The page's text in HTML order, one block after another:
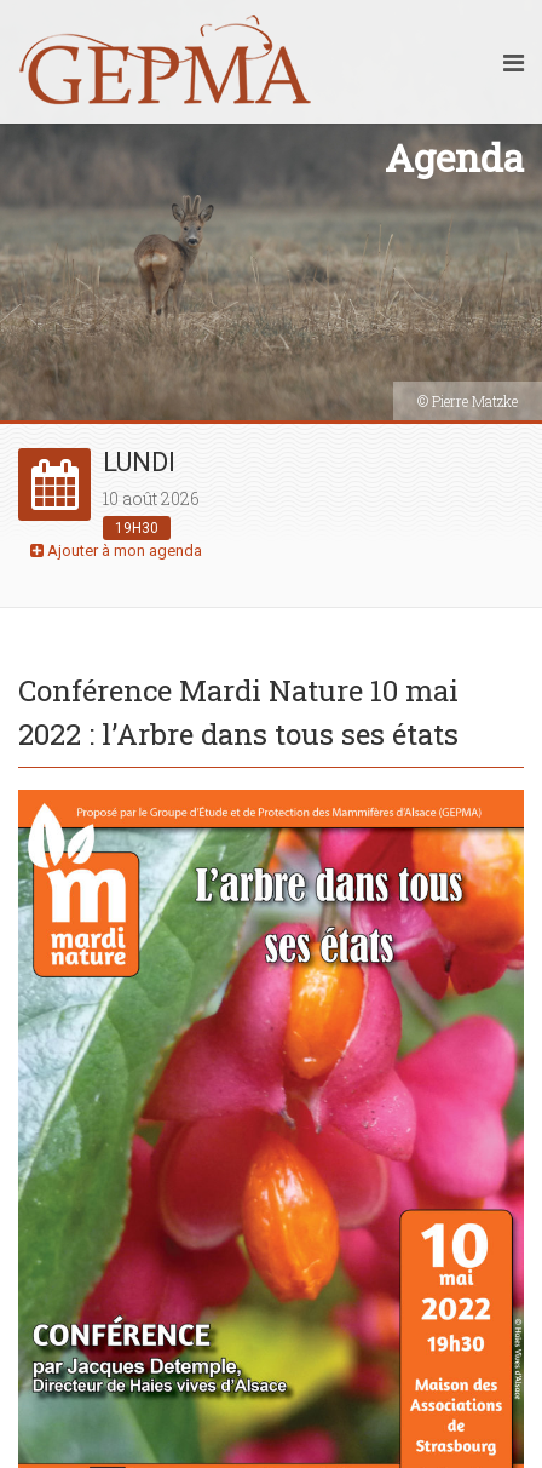
© Pierre Matzke
Agenda
LUNDI
10 août 2026
19H30
Ajouter à mon agenda
Conférence Mardi Nature 10 mai
2022 : l’Arbre dans tous ses états